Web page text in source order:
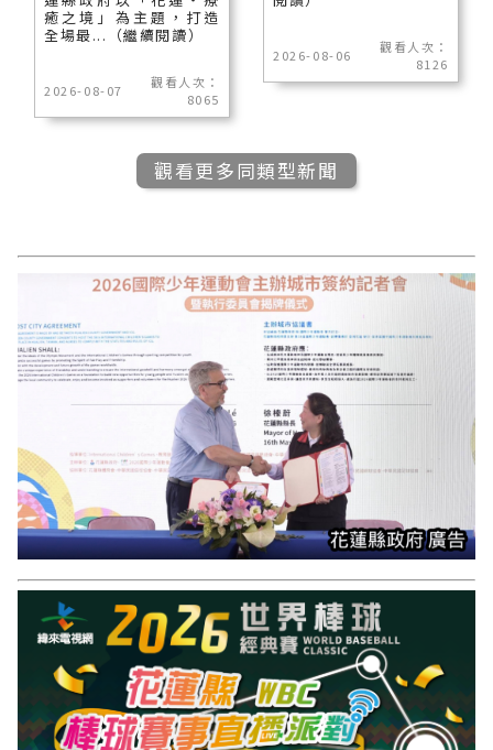
癒之境」為主題，打造
全場最...（繼續閱讀）
2026-08-07
觀看人次：
8065
2026-08-06
觀看人次：
8126
觀看更多同類型新聞